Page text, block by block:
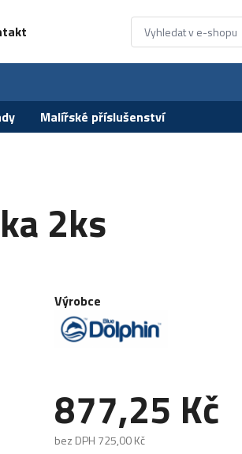
Malířské příslušenství
2ks
Výrobce
877,25 Kč
bez DPH 725,00 Kč